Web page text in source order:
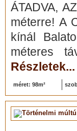
ÁTADVA,
méterre! A
kínál
méteres
Részletek...
méret: 98m²